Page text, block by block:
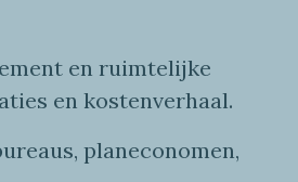
en ruimtelijke
en kostenverhaal.
planeconomen,